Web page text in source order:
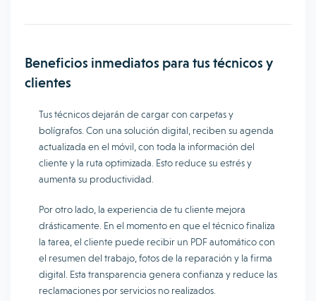
Beneficios inmediatos para tus técnicos y
clientes
Tus técnicos dejarán de cargar con carpetas y
bolígrafos. Con una solución digital, reciben su agenda
actualizada en el móvil, con toda la información del
cliente y la ruta optimizada. Esto reduce su estrés y
aumenta su productividad.
Por otro lado, la experiencia de tu cliente mejora
drásticamente. En el momento en que el técnico finaliza
la tarea, el cliente puede recibir un PDF automático con
el resumen del trabajo, fotos de la reparación y la firma
digital. Esta transparencia genera confianza y reduce las
reclamaciones por servicios no realizados.